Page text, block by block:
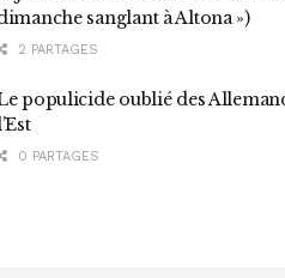
sanglant à Altona »)
2 PARTAGES
populicide oublié des
0 PARTAGES